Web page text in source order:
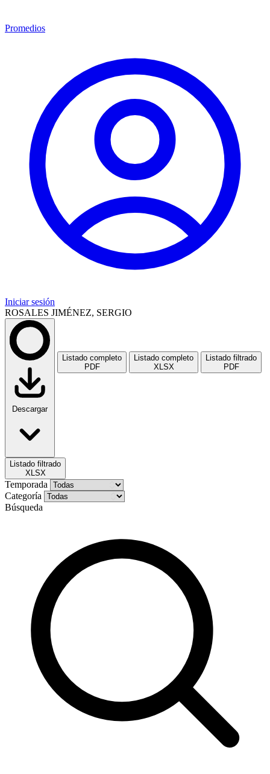
Promedios
Iniciar sesión
ROSALES JIMÉNEZ, SERGIO
Descargar
Listado completo
PDF
Listado completo
XLSX
Listado filtrado
PDF
Listado filtrado
XLSX
Temporada
Categoría
Búsqueda